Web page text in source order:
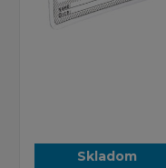
Skladom